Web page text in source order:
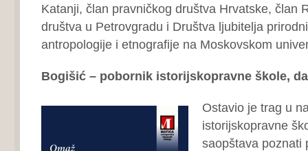
Katanji, član pravničkog društva Hrvatske, član
društva u Petrovgradu i Društva ljubitelja
antropologije i etnografije na Moskovskom
Bogišić – pobornik istorijskopravne škole,
Ostavio je trag u
istorijskopravne
saopštava poznati